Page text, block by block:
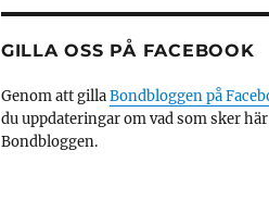
GILLA OSS PÅ FACEBOOK
Genom att gillaBondbloggen på
du uppdateringar om vad som sker
Bondbloggen.